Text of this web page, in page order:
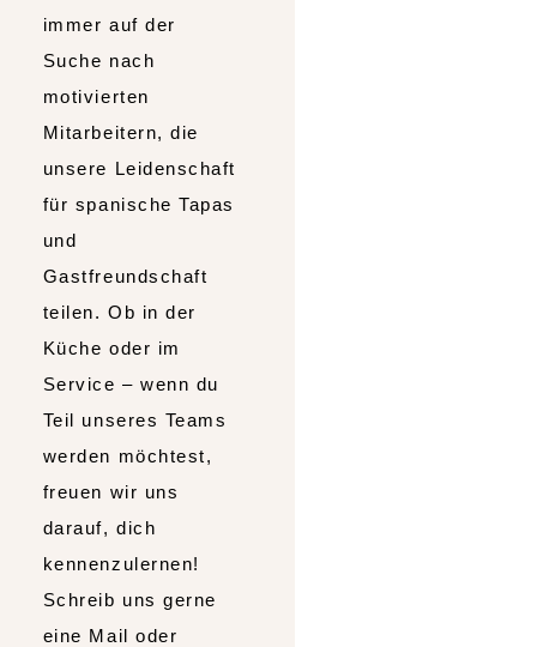
immer auf der
Suche nach
motivierten
Mitarbeitern, die
unsere Leidenschaft
für spanische Tapas
und
Gastfreundschaft
teilen. Ob in der
Küche oder im
Service – wenn du
Teil unseres Teams
werden möchtest,
freuen wir uns
darauf, dich
kennenzulernen!
Schreib uns gerne
eine Mail oder